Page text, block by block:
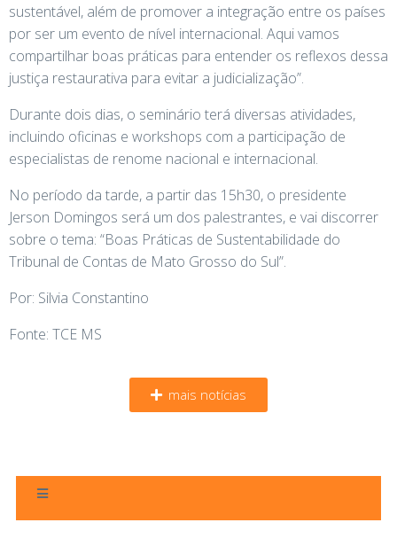
sustentável, além de promover a integração entre os países
por ser um evento de nível internacional. Aqui vamos
compartilhar boas práticas para entender os reflexos dessa
justiça restaurativa para evitar a judicialização”.
Durante dois dias, o seminário terá diversas atividades,
incluindo oficinas e workshops com a participação de
especialistas de renome nacional e internacional.
No período da tarde, a partir das 15h30, o presidente
Jerson Domingos será um dos palestrantes, e vai discorrer
sobre o tema: “Boas Práticas de Sustentabilidade do
Tribunal de Contas de Mato Grosso do Sul”.
Por: Silvia Constantino
Fonte: TCE MS
mais notícias